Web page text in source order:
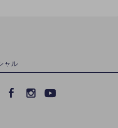
ャル